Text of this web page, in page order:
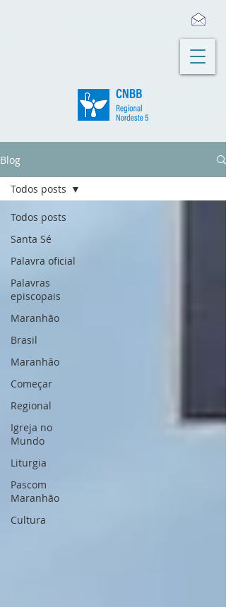
Blog
Todos posts
Santa Sé
Palavra oficial
Palavras
episcopais
Maranhão
Brasil
Maranhão
Começar
Regional
Igreja no
Mundo
Liturgia
Pascom
Maranhão
Cultura
Todos posts